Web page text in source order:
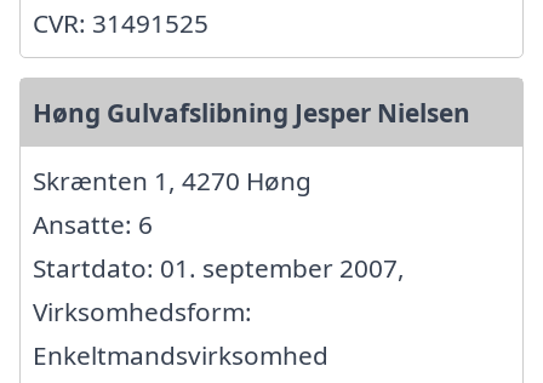
CVR: 31491525
Høng Gulvafslibning Jesper Nielsen
Skrænten 1, 4270 Høng
Ansatte: 6
Startdato: 01. september 2007,
Virksomhedsform:
Enkeltmandsvirksomhed